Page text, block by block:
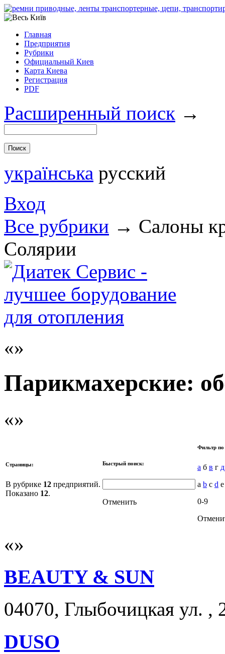
Главная
Предприятия
Рубрики
Официальный Киев
Карта Киева
Регистрация
PDF
Расширенный поиск →
українська русский
Вход
Все рубрики → Салоны
Солярии
Парикмахерские:
Страницы:
В рубрике 12 предприятий.
Показано 12.
Быстрый поиск:
Отменить
Фильтр по
а б в г д
a b c d
0-9
BEAUTY & SUN
04070, Глыбочицкая ул. ,
DUSO